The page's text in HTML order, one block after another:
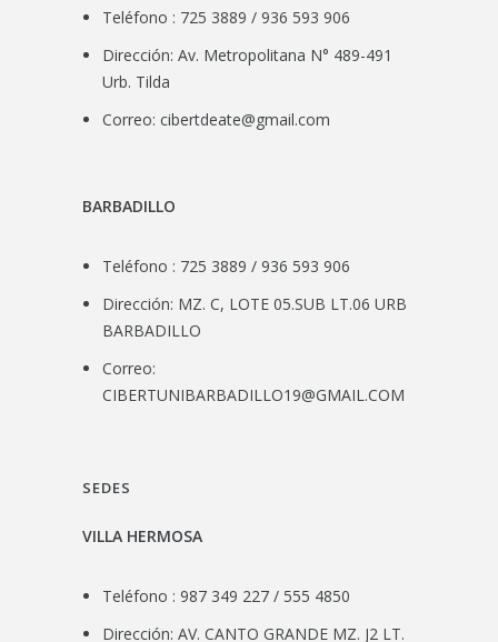
Teléfono : 725 3889 / 936 593 906
Dirección: Av. Metropolitana N° 489-491
Urb. Tilda
Correo:cibertdeate@gmail.com
BARBADILLO
Teléfono : 725 3889 / 936 593 906
Dirección: MZ. C, LOTE 05.SUB LT.06 URB
BARBADILLO
Correo:
CIBERTUNIBARBADILLO19@GMAIL.COM
SEDES
VILLA HERMOSA
Teléfono : 987 349 227 / 555 4850
Dirección: AV. CANTO GRANDE MZ. J2 LT.